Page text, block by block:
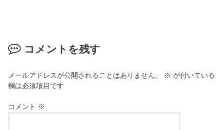
コメントを残す
メールアドレスが公開されることはありません。 ※ が付いている
欄は必須項目です
コメント ※